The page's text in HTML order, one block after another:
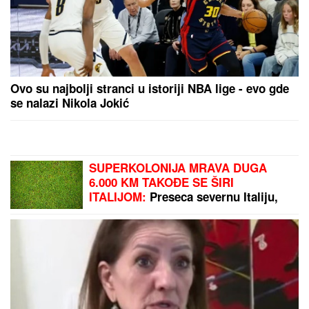
STRAVIČNA NESREĆA KOD JASENOVIKA!Strahuje
se da IMA POVREĐENIH, sve vrvi od policije i Hitne
pomoći (FOTO, VIDEO)
NAŠI PREDLOZI:
Doživeo najveću tragediju i potpuno
se povukao, pevač usred emisije
ronio suze: Svi su plakali sa njim